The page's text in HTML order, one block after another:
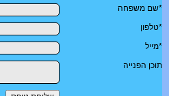
*שם משפחה
*טלפון
*מייל
תוכן הפנייה